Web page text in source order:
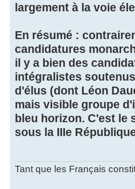
largement à la voie
En résumé :
candidatures
il y a bien des
intégralistes
d'élus (dont Léon
mais visible groupe
bleu horizon. C'est le
sous la IIIe
Tant que les Français